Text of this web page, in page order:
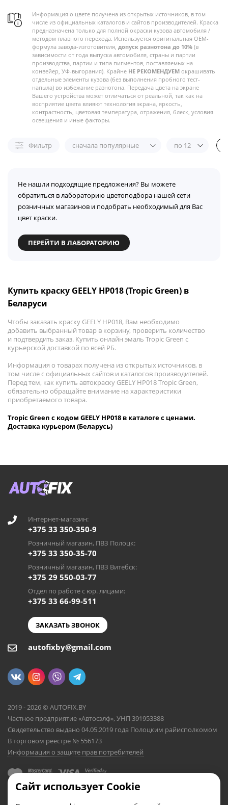
Информация о цвете получена из открытых источников, в том
числе из официальных каталогов и сайтов производителей. Краска
предназначена только для полной окраски кузова автомобиля /
методом плавного перехода. Используется оригинальная OEM-
формула завода-изготовителя, допуск разнотона до 10% (в
зависимости от года выпуска автомобиля, страны и партии
производства, партии и типа пигментов, поставляемых на
конвейер, УФ-выгорания). Крайне НЕ РЕКОМЕНДУЕМ окрашивать
отдельные элементы кузова (без выполнения пробного тест-
напыла) во избежание разнотона. Передача цвета на экране
Вашего устройства может отличаться от реальной, так как на
восприятие цвета влияют технология экрана, яркость,
контрастность, цветовая температура, отражения, блеск, условия
освещения и иные факторы.
Фильтр сначала популярные по 12
Не нашли подходящие предложения? Вы можете
обратиться в лабораторию цветоподбора нашей сети
розничных магазинов и подобрать необходимый для Вас
цвет краски.
ПЕРЕЙТИ В ЛАБОРАТОРИЮ
Купить краску GEELY HP018 (Tropic Green) в
Беларуси
Чтобы заказать краску GEELY HP018, Вам необходимо
добавить выбранный товар в корзину, проверить количество
и подтвердить заказ. Купить онлайн эмаль Tropic Green с
курьерской доставкой по всей РБ.
Информация о товарах получена из открытых источников, в
том числе с официальных сайтов и каталогов производителей.
Перед тем, как купить автокраску GEELY HP018 Tropic Green,
обязательно обращайте внимание на характеристики
приобретаемого товара.
Tropic Green с кодом GEELY HP018 в каталоге с ценами.
Доставка курьером (Беларусь)
Интернет-магазин:
+375 33 350-350-9
Розничный магазин, ПВЗ Полоцк:
+375 33 350-35-70
Розничный магазин, ПВЗ Витебск:
+375 29 550-03-77
Отдел по работе с юр. лицами:
+375 33 66-99-511
ЗАКАЗАТЬ ЗВОНОК
autofixby@gmail.com
2019 - 2026 © AUTOFIX.BY
Частное предприятие «Автосэлф», УНП 391953388
Свидетельство выдано 04.05.2019 года Полоцким райисполкомом
В торговом реестре № 556173
Информация о защите прав потребителей
Сайт использует Cookie